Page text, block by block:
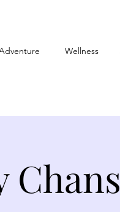
Wellness